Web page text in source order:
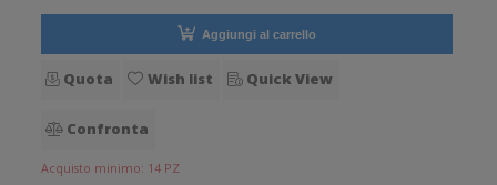
Aggiungi al carrello
Quota Wish list Quick View
Confronta
Acquisto minimo: 14 PZ